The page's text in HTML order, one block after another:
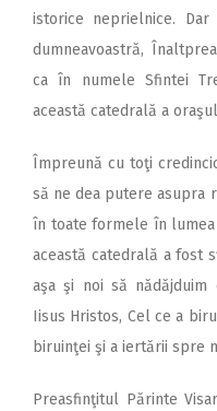
istorice neprielnice.
dumneavoastră,
ca în numele Sfintei
această catedrală a
Împreună cu toţi
să ne dea putere asupra
în toate formele în lumea
această catedrală a fost
aşa şi noi să
Iisus Hristos, Cel ce a
biruinţei şi a iertării spre
Preasfinţitul Părinte